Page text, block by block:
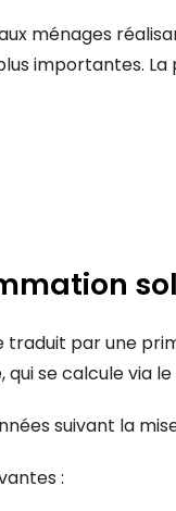
ménages
importantes.
traduit par une
se calcule via
suivant la
: